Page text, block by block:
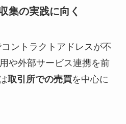
集の実践に向く
ントラクトアドレスが不
や外部サービス連携を前
取引所での売買を中心に